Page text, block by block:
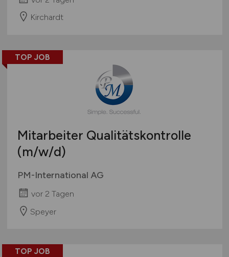
Kirchardt
TOP JOB
Mitarbeiter Qualitätskontrolle
(m/w/d)
PM-International AG
vor 2 Tagen
Speyer
TOP JOB